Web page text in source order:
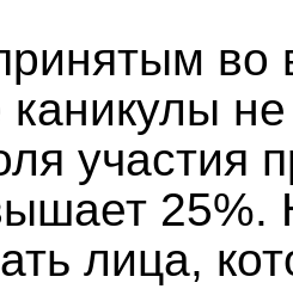
во
участия
25%.
лица,